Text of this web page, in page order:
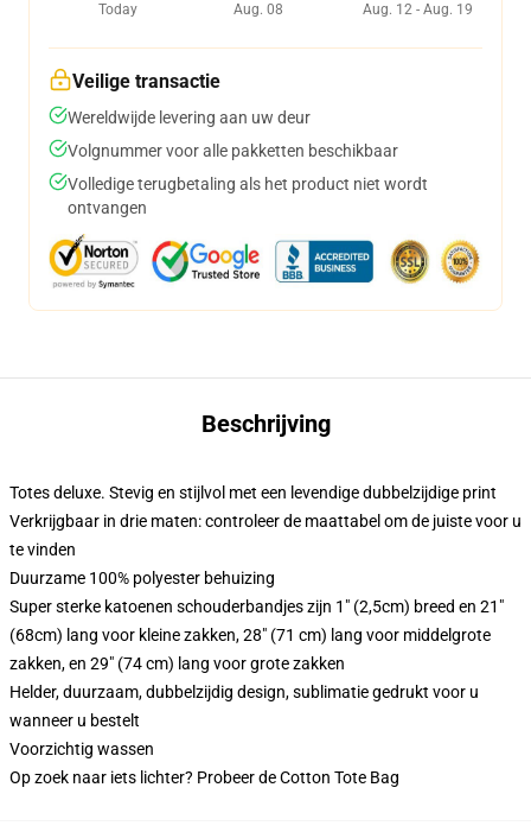
Today
Aug. 08
Aug. 12 - Aug. 19
Veilige transactie
Wereldwijde levering aan uw deur
Volgnummer voor alle pakketten beschikbaar
Volledige terugbetaling als het product niet wordt
ontvangen
Beschrijving
Totes deluxe. Stevig en stijlvol met een levendige dubbelzijdige print
Verkrijgbaar in drie maten: controleer de maattabel om de juiste voor u
te vinden
Duurzame 100% polyester behuizing
Super sterke katoenen schouderbandjes zijn 1" (2,5cm) breed en 21"
(68cm) lang voor kleine zakken, 28" (71 cm) lang voor middelgrote
zakken, en 29" (74 cm) lang voor grote zakken
Helder, duurzaam, dubbelzijdig design, sublimatie gedrukt voor u
wanneer u bestelt
Voorzichtig wassen
Op zoek naar iets lichter? Probeer de Cotton Tote Bag